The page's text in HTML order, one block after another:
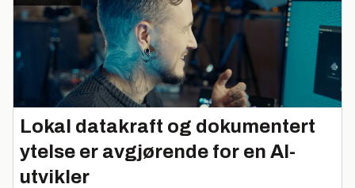
Lokal datakraft og dokumentert
ytelse er avgjørende for en AI-
utvikler